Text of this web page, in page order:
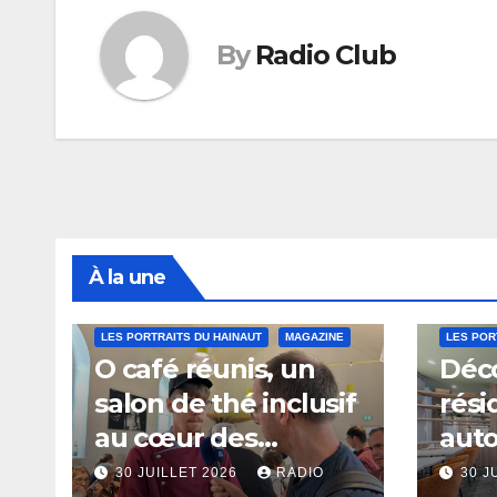
By Radio Club
À la une
LES PORTRAITS DU HAINAUT MAGAZINE
O café réunis, un
salon de thé inclusif
au cœur des
thermes de Saint-
30 JUILLET 2026 RADIO
LES
à 30